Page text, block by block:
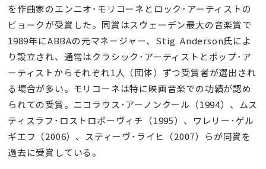
を作曲家のエンニオ･モリコーネとロック･アーティストの
ビョークが受賞した。同賞はスウェーデン最大の音楽賞で
1989年にABBAの元マネージャー、Stig Anderson氏によ
り設立され、通常はクラシック･アーティストとポップ･ア
ーティストからそれぞれ1人（団体）ずつ受賞者が選出され
る場合が多い。モリコーネは特に映画音楽での功績が認め
られての受賞。ニコラウス･アーノンクール（1994）、ムス
ティスラフ･ロストロポーヴィチ（1995）、ワレリー･ゲル
ギエフ（2006）、スティーヴ･ライヒ（2007）らが同賞を
過去に受賞している。